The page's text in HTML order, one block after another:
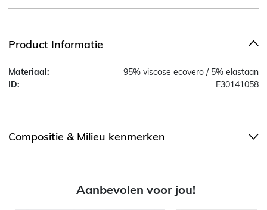
Product Informatie
Materiaal:
95% viscose ecovero / 5% elastaan
ID:
E30141058
Compositie & Milieu kenmerken
Aanbevolen voor jou!